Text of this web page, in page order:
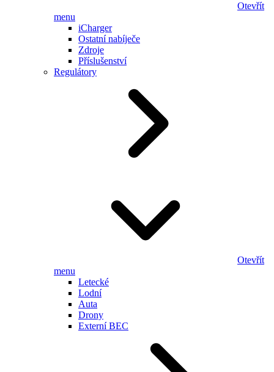
Otevřít
menu
iCharger
Ostatní nabíječe
Zdroje
Příslušenství
Regulátory
Otevřít
menu
Letecké
Lodní
Auta
Drony
Externí BEC